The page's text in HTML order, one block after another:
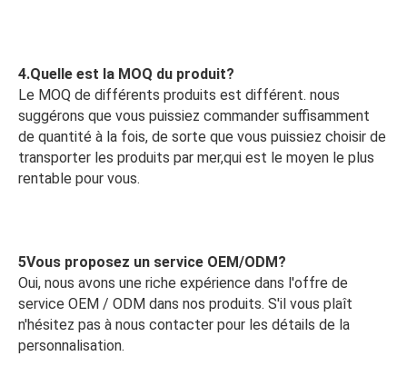
4.Quelle est la MOQ du produit?
Le MOQ de différents produits est différent. nous
suggérons que vous puissiez commander suffisamment
de quantité à la fois, de sorte que vous puissiez choisir de
transporter les produits par mer,qui est le moyen le plus
rentable pour vous.
5Vous proposez un service OEM/ODM?
Oui, nous avons une riche expérience dans l'offre de
service OEM / ODM dans nos produits. S'il vous plaît
n'hésitez pas à nous contacter pour les détails de la
personnalisation.